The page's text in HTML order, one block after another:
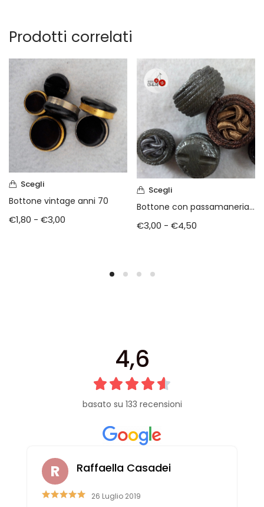
Prodotti correlati
Scegli
Bottone vintage anni 70
€1,80 - €3,00
Scegli
Bottone con passamaneria degli anni 60
€3,00 - €4,50
4,6
basato su 133 recensioni
Raffaella Casadei
26 Luglio 2019